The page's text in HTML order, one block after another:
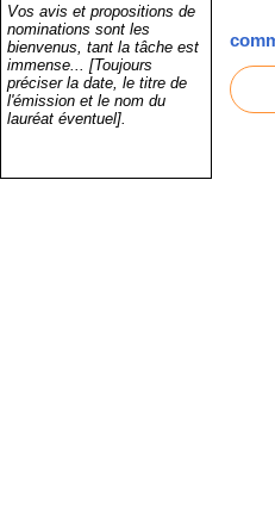
Vos avis et propositions de
nominations sont les
bienvenus, tant la tâche est
immense... [Toujours
préciser la date, le titre de
l'émission et le nom du
lauréat éventuel].